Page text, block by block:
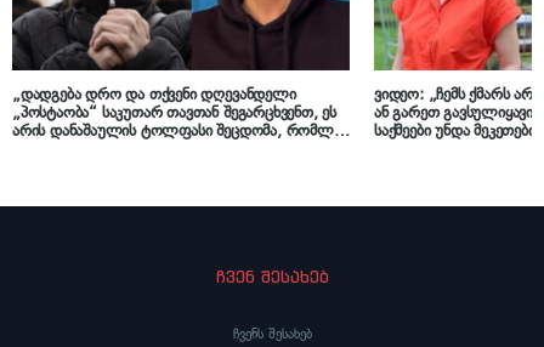
„დადგება დრო და თქვენი დღევანდელი
„პოსტაობა“ საკუთარ თავთან შეგარცხვენთ, ეს
არის დანაშაულის ტოლფასი შეცდომა, რომლის
ვიდეო: „ჩემს ქმარს
ან გარეთ
საქმეები უნდა
ჩვენ შესახებ
ჩვენს შესახებ